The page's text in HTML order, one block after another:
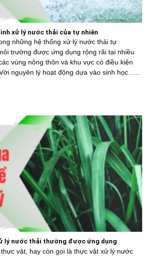
xử lý nước thải của tự nhiên
những hệ thống xử lý nước thải tự
trường được ứng dụng rộng rãi tại nhiều
vùng nông thôn và khu vực có điều kiện
nguyên lý hoạt động dựa vào sinh học......
lý nước thải thường được ứng dụng
vật, hay còn gọi là thực vật xử lý nước